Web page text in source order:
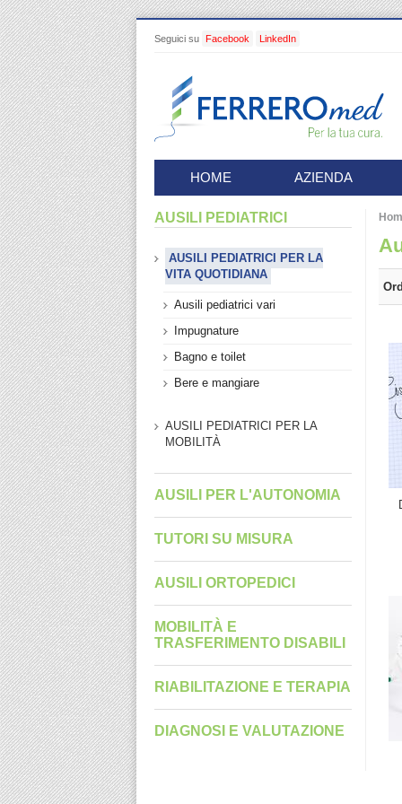
Seguici su Facebook LinkedIn
HOME AZIENDA
AUSILI PEDIATRICI
AUSILI PEDIATRICI PER LA
VITA QUOTIDIANA
Ausili pediatrici vari
Impugnature
Bagno e toilet
Bere e mangiare
AUSILI PEDIATRICI PER LA
MOBILITÀ
AUSILI PER L'AUTONOMIA
TUTORI SU MISURA
AUSILI ORTOPEDICI
MOBILITÀ E
TRASFERIMENTO DISABILI
RIABILITAZIONE E TERAPIA
DIAGNOSI E VALUTAZIONE